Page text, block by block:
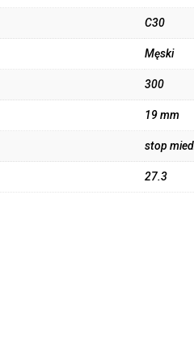
C30
Męski
300
19 mm
stop
27.3